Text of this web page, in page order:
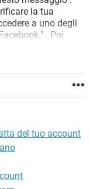
la tua
a uno degli
. Poi
e poi basta. Ho
al punto di
del tuo account